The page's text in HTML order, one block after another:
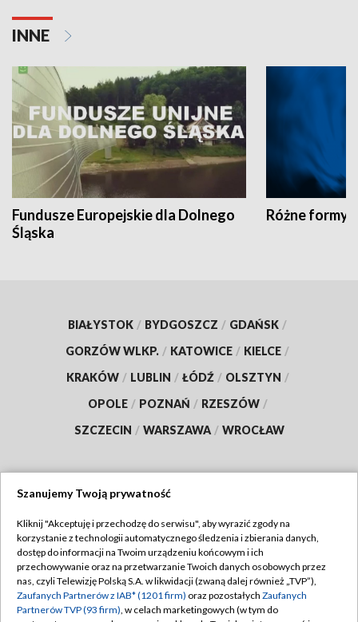
INNE
Fundusze Europejskie dla Dolnego
Śląska
Różne formy
BIAŁYSTOK / BYDGOSZCZ / GDAŃSK /
GORZÓW WLKP. / KATOWICE / KIELCE /
KRAKÓW / LUBLIN / ŁÓDŹ / OLSZTYN /
OPOLE / POZNAŃ / RZESZÓW /
SZCZECIN / WARSZAWA / WROCŁAW
TVP
Abonament TVP
Emisja w TVP
Centrum informacji TVP
Regulamin TVP
Polityka prywatności
Szanujemy Twoją prywatność
Kliknij "Akceptuję i przechodzę do serwisu", aby wyrazić zgody na
korzystanie z technologii automatycznego śledzenia i zbierania danych,
dostęp do informacji na Twoim urządzeniu końcowym i ich
przechowywanie oraz na przetwarzanie Twoich danych osobowych przez
nas, czyli Telewizję Polską S.A. w likwidacji (zwaną dalej również „TVP”),
Zaufanych Partnerów z IAB* (1201 firm) oraz pozostałych Zaufanych
Partnerów TVP (93 firm), w celach marketingowych (w tym do